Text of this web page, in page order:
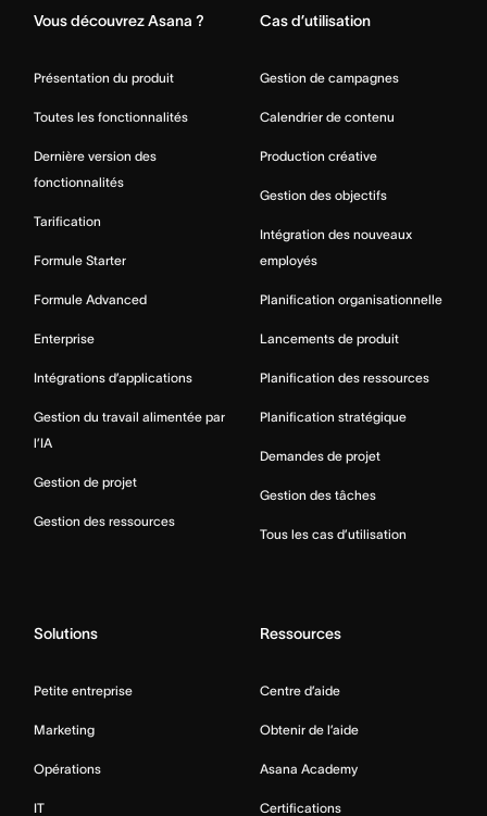
Vous découvrez Asana ?
Présentation du produit
Toutes les fonctionnalités
Dernière version des
fonctionnalités
Tarification
Formule Starter
Formule Advanced
Enterprise
Intégrations d’applications
Gestion du travail alimentée par
l’IA
Gestion de projet
Gestion des ressources
Cas d’utilisation
Gestion de campagnes
Calendrier de contenu
Production créative
Gestion des objectifs
Intégration des nouveaux
employés
Planification organisationnelle
Lancements de produit
Planification des ressources
Planification stratégique
Demandes de projet
Gestion des tâches
Tous les cas d’utilisation
Solutions
Petite entreprise
Marketing
Opérations
IT
Ressources
Centre d’aide
Obtenir de l’aide
Asana Academy
Certifications